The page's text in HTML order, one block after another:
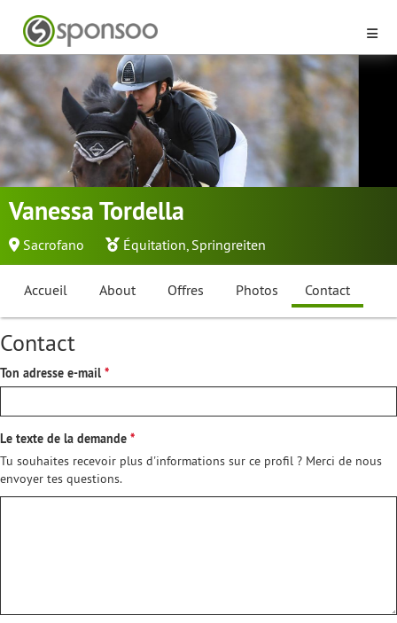
Vanessa Tordella
Sacrofano Équitation, Springreiten
Accueil About Offres Photos Contact
Contact
Ton adresse e-mail
Le texte de la demande
Tu souhaites recevoir plus d'informations sur ce profil ? Merci de nous
envoyer tes questions.